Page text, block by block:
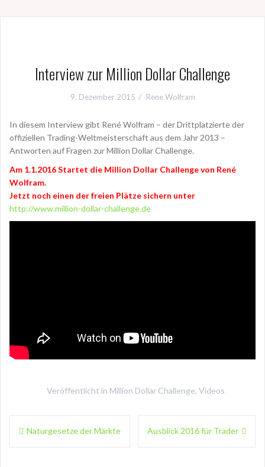
Interview zur Million Dollar Challenge
9. Dezember 2015 Rene Wolfram
In diesem Interview gibt René Wolfram – der Drittplatzierte der
offiziellen Trading-Weltmeisterschaft aus dem Jahr 2013 –
Antworten auf Fragen zur Million Dollar Challenge.
Am 1.1.2016 Startet die Million Dollar Challenge von René
Wolfram.
Jetzt noch einen der freien Plätze sichern unter
http://www.million-dollar-challenge.de
Veröffentlicht in Million Dollar Challenge, Videos
Beitragsnavigation
Naturgesetze der Märkte Ausblick 2016 für Trader